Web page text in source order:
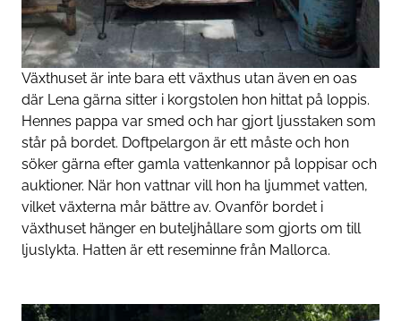
Växthuset är inte bara ett växthus utan även en oas
där Lena gärna sitter i korgstolen hon hittat på loppis.
Hennes pappa var smed och har gjort ljusstaken som
står på bordet. Doftpelargon är ett måste och hon
söker gärna efter gamla vattenkannor på loppisar och
auktioner. När hon vattnar vill hon ha ljummet vatten,
vilket växterna mår bättre av. Ovanför bordet i
växthuset hänger en buteljhållare som gjorts om till
ljuslykta. Hatten är ett reseminne från Mallorca.